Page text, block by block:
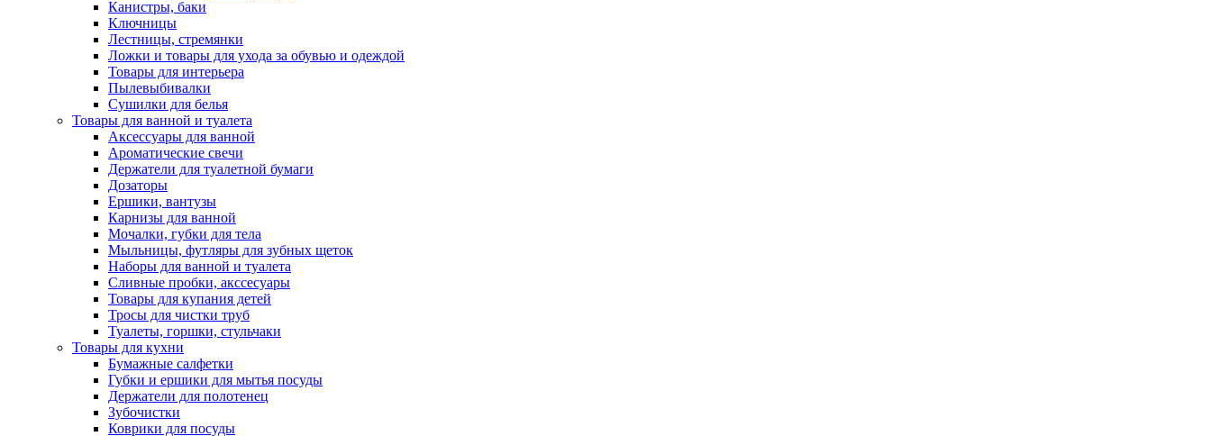
Канистры, баки
Ключницы
Лестницы, стремянки
Ложки и товары для ухода за обувью и одеждой
Товары для интерьера
Пылевыбивалки
Сушилки для белья
Товары для ванной и туалета
Аксессуары для ванной
Ароматические свечи
Держатели для туалетной бумаги
Дозаторы
Ершики, вантузы
Карнизы для ванной
Мочалки, губки для тела
Мыльницы, футляры для зубных щеток
Наборы для ванной и туалета
Сливные пробки, акссесуары
Товары для купания детей
Тросы для чистки труб
Туалеты, горшки, стульчаки
Товары для кухни
Бумажные салфетки
Губки и ершики для мытья посуды
Держатели для полотенец
Зубочистки
Коврики для посуды